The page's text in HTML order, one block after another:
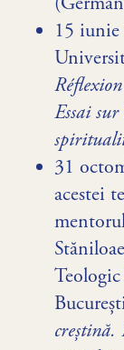
15 iunie
Essai
31
acestei